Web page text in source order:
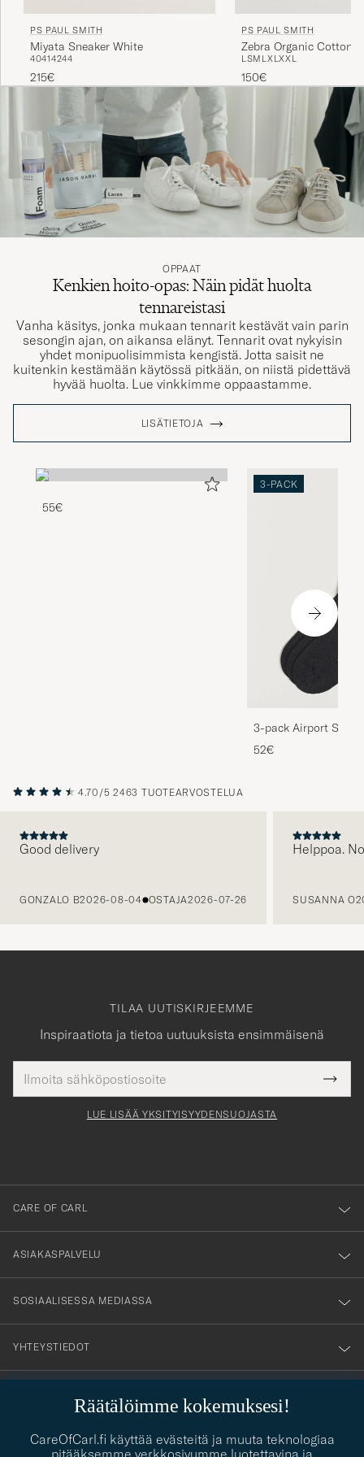
PS PAUL SMITH
Miyata Sneaker White
40414244
215€
PS PAUL SMITH
Zebra Organic Cotton
Navy
LSM LXLXXL
150€
OPPAAT
Kenkien hoito-opas: Näin pidät huolta
tennareistasi
Vanha käsitys, jonka mukaan tennarit kestävät vain parin
sesongin ajan, on aikansa elänyt. Tennarit ovat nykyisin
yhdet monipuolisimmista kengistä. Jotta saisit ne
kuitenkin kestämään käytössä pitkään, on niistä pidettävä
hyvää huolta. Lue vinkkimme oppaastamme.
LISÄTIETOJA
55€
3-PACK
3-pack Airport
Melange
52€
4.70/5 2463 TUOTEARVOSTELUA
Good delivery
GONZALO B2026-08-04 OSTAJA2026-07-26
Helppoa.
SUSANNA O
Räätälöimme kokemuksesi!
CareOfCarl.fi käyttää evästeitä ja muuta teknologiaa
pitääksemme verkkosivumme luotettavina ja
TILAA UUTISKIRJEEMME
Inspiraatiota ja tietoa uutuuksista ensimmäisenä
tieto
Tack
för
dig
till
vårt
nyhetsbrev!
LUE LISÄÄ YKSITYISYYDENSUOJASTA
CARE OF CARL
ASIAKASPALVELU
SOSIAALISESSA MEDIASSA
YHTEYSTIEDOT
PUKEUTUMISNEUVONTA
Kaipaatko apua oman tyylisi löytämiseen? Me autamme sinua